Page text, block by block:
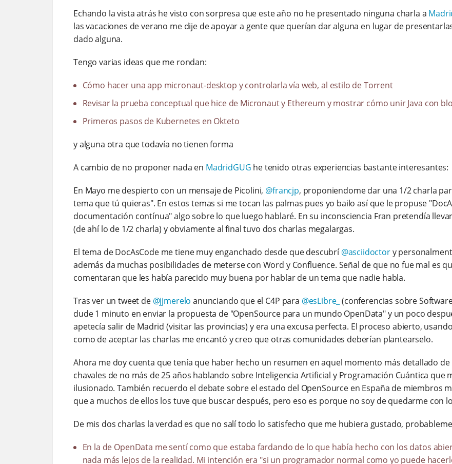
Echando la vista atrás he visto con sorpresa que este año no he presentado ninguna charla a
las vacaciones de verano me dije de apoyar a gente que querían dar alguna en lugar de
dado alguna.
Tengo varias ideas que me rondan:
Cómo hacer una app micronaut-desktop y controlarla vía web, al estilo de Torrent
Revisar la prueba conceptual que hice de Micronaut y Ethereum y mostrar cómo unir Java con
Primeros pasos de Kubernetes en Okteto
y alguna otra que todavía no tienen forma
A cambio de no proponer nada en MadridGUG he tenido otras experiencias bastante interesantes:
En Mayo me despierto con un mensaje de Picolini, @francjp, proponiendome dar una 1/2 charla
tema que tú quieras". En estos temas si me tocan las palmas pues yo bailo así que le propuse
documentación contínua" algo sobre lo que luego hablaré. En su inconsciencia Fran pretendía
(de ahí lo de 1/2 charla) y obviamente al final tuvo dos charlas megalargas.
El tema de DocAsCode me tiene muy enganchado desde que descubrí@asciidoctory
además da muchas posibilidades de meterse con Word y Confluence. Señal de que no fue mal es
comentaran que les había parecido muy buena por hablar de un tema que nadie habla.
Tras ver un tweet de @jjmerelo anunciando que el C4P para @esLibre_ (conferencias sobre
dude 1 minuto en enviar la propuesta de "OpenSource para un mundo OpenData" y un poco
apetecía salir de Madrid (visitar las provincias) y era una excusa perfecta. El proceso abierto,
como de aceptar las charlas me encantó y creo que otras comunidades deberían plantearselo.
Ahora me doy cuenta que tenía que haber hecho un resumen en aquel momento más detallado
chavales de no más de 25 años hablando sobre Inteligencia Artificial y Programación Cuántica que
ilusionado. También recuerdo el debate sobre el estado del OpenSource en España de miembros
que a muchos de ellos los tuve que buscar después, pero eso es porque no soy de quedarme con
De mis dos charlas la verdad es que no salí todo lo satisfecho que me hubiera gustado,
En la de OpenData me sentí como que estaba fardando de lo que había hecho con los datos
nada más lejos de la realidad. Mi intención era "si un programador normal como yo puede